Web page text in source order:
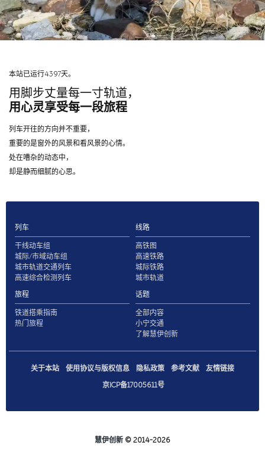
本站已运行4397天。
用脚步丈量每一寸轨道，
用心灵享受每一段旅程
列车开往的方向并不重要，
重要的是窗外的风景和看风景的心情。
处在嘈杂的动态中，
却是静而细腻的心思。
列车
干线动车组
城际/市域动车组
城市轨道交通列车
高速综合检测列车
线路
高铁图
高速铁路
城际铁路
城市轨道
旅程
铁道搭乘指南
热门旅程
话题
全部内容
小宁交通
了解慧伊创新
关于本站 使用协议与版权信息 隐私政策 参考文献
友情链接
京ICP备17005611号
慧伊创新 © 2014-2026